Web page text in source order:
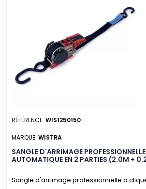
RÉFÉRENCE: WIS1250150
MARQUE: WISTRA
SANGLE D'ARRIMAGE
AUTOMATIQUE EN 2 PARTIES (2.0M +
Sangle d'arrimage professionnelle à